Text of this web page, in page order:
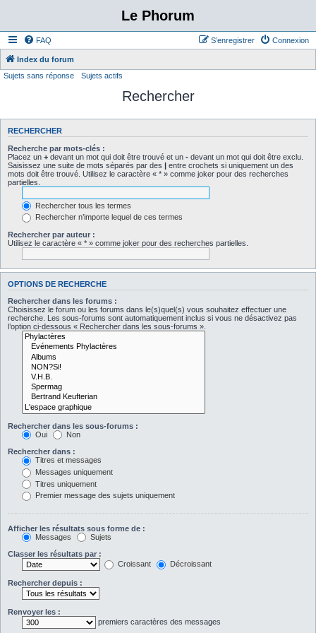
Le Phorum
FAQ Connexion
S’enregistrer
Index du forum
Sujets sans réponse
Sujets actifs
Rechercher
RECHERCHER
Recherche par mots-clés :
Placez un + devant un mot qui doit être trouvé et un - devant un mot qui doit être exclu.
Saisissez une suite de mots séparés par des | entre crochets si uniquement un des
mots doit être trouvé. Utilisez le caractère « * » comme joker pour des recherches
partielles.
Rechercher tous les termes
Rechercher n’importe lequel de ces termes
Rechercher par auteur :
Utilisez le caractère « * » comme joker pour des recherches partielles.
OPTIONS DE RECHERCHE
Rechercher dans les forums :
Choisissez le forum ou les forums dans le(s)quel(s) vous souhaitez effectuer une
recherche. Les sous-forums sont automatiquement inclus si vous ne désactivez pas
l’option ci-dessous « Rechercher dans les sous-forums ».
Rechercher dans les sous-forums :
Oui
Non
Rechercher dans :
Titres et messages
Messages uniquement
Titres uniquement
Premier message des sujets uniquement
Afficher les résultats sous forme de :
Messages
Sujets
Classer les résultats par :
Croissant
Décroissant
Rechercher depuis :
Renvoyer les :
premiers caractères des messages